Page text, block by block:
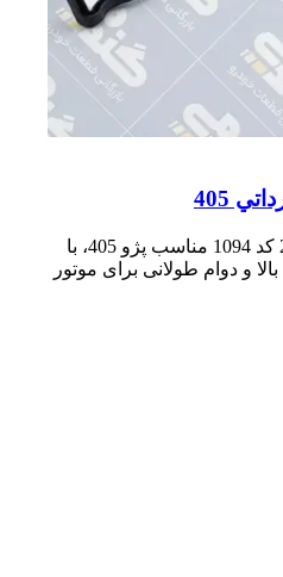
واشر درب سوپاپ وارداتی 2000 کد 1094 مناسب پژو 405، با
و دوام طولانی برای موتور